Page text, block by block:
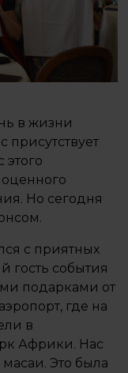
в жизни
присутствует
этого
Но сегодня
с приятных
гость события
подарками от
где на
в
Африки. Нас
Это была